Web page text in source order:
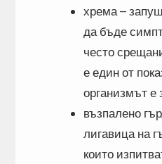
хрема –
да бъде
често
е един от
организмът е
възпалено
лигавица на
които